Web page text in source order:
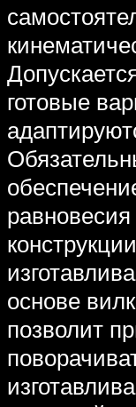
готовые
основе
позволит